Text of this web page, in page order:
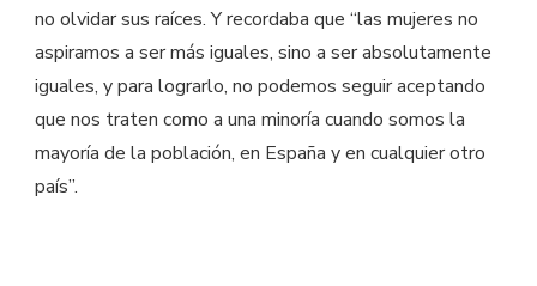
no olvidar sus raíces. Y recordaba que “las mujeres no
aspiramos a ser más iguales, sino a ser absolutamente
iguales, y para lograrlo, no podemos seguir aceptando
que nos traten como a una minoría cuando somos la
mayoría de la población, en España y en cualquier otro
país”.